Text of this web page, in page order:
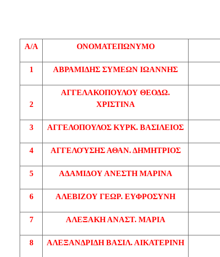
Α/Α ΟΝΟΜΑΤΕΠΩΝΥΜΟ
1 ΑΒΡΑΜΙΔΗΣ ΣΥΜΕΩΝ ΙΩΑΝΝΗΣ
2
ΑΓΓΕΛΑΚΟΠΟΥΛΟΥ ΘΕΟΔΩ.
ΧΡΙΣΤΙΝΑ
3 ΑΓΓΕΛΟΠΟΥΛΟΣ ΚΥΡΚ. ΒΑΣΙΛΕΙΟΣ
4 ΑΓΓΕΛΟΎΣΗΣ ΑΘΑΝ. ΔΗΜΗΤΡΙΟΣ
5 ΑΔΑΜΙΔΟΥΑΝΕΣΤΗ ΜΑΡΙΝΑ
6 ΑΛΕΒΙΖΟΥ ΓΕΩΡ. ΕΥΦΡΟΣΥΝΗ
7 ΑΛΕΞΑΚΗ ΑΝΑΣΤ. ΜΑΡΙΑ
8 ΑΛΕΞΑΝΔΡΙΔΗ ΒΑΣΙΛ. ΑΙΚΑΤΕΡΙΝΗ